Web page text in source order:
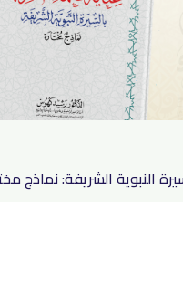
الشريفة: نماذج مختارة